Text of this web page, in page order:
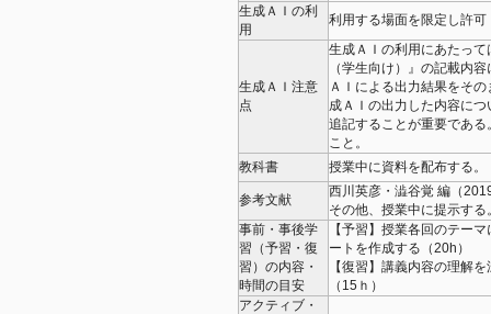
生成ＡＩの利
用
利用する場面を限定し許可
生成ＡＩ注意
点
生成ＡＩの利用にあたっ
（学生向け）』の記載内
ＡＩによる出力結果をそ
成ＡＩの出力した内容に
追記することが重要であ
こと。
教科書
授業中に資料を配布する。
参考文献
西川英彦・澁谷覚 編（
その他、授業中に提示する
事前・事後学
習（予習・復
習）の内容・
時間の目安
【予習】授業各回のテー
ートを作成する（20h）
【復習】講義内容の理解
（15ｈ）
アクティブ・